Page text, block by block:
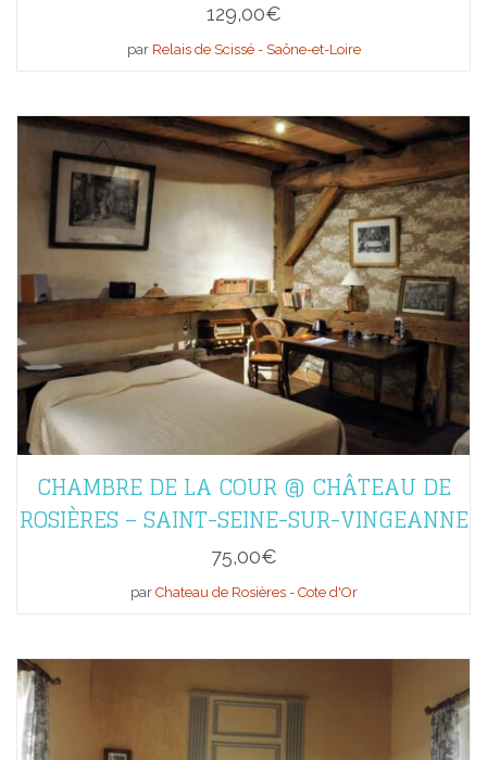
129,00€
par Relais de Scissé - Saône-et-Loire
CHAMBRE DE LA COUR @ CHÂTEAU DE
ROSIÈRES – SAINT-SEINE-SUR-VINGEANNE
75,00€
par Chateau de Rosières - Cote d'Or